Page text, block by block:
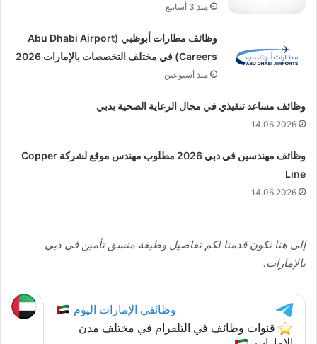
منذ 3 أسابيع
وظائف مطارات أبوظبي (Abu Dhabi Airport
Careers) في مختلف التخصصات بالإمارات 2026
منذ أسبوعين
وظائف مساعد تنفيذي في مجال الرعاية الصحية بدبي
14.06.2026
وظائف مهندسين في دبي 2026 مطلوب مهندس موقع لشركة Copper
Line
14.06.2026
إلى هنا نكون قدمنا لكم تفاصيل وظيفة منسق تأمين في دبي
بالإمارات.